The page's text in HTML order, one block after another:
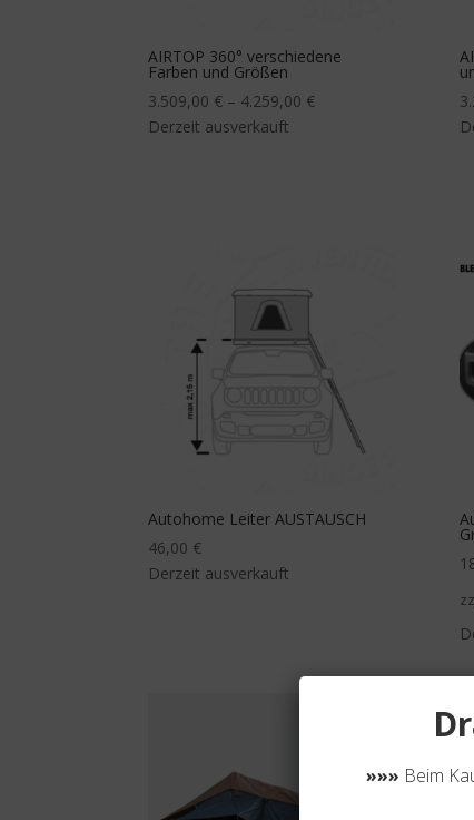
AIRTOP 360° verschiedene
Farben und Größen
3.509,00 €– 4.259,00 €
Derzeit ausverkauft
Autohome Leiter AUSTAUSCH
46,00 €
Derzeit ausverkauft
»»» Beim